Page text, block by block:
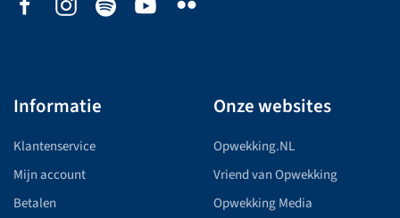
Informatie
Klantenservice
Mijn account
Betalen
Onze websites
Opwekking.NL
Vriend van Opwekking
Opwekking Media